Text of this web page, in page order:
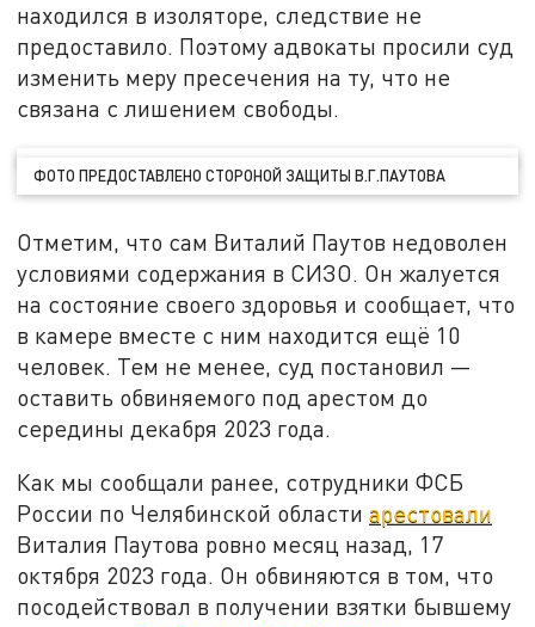
находился в изоляторе, следствие не
предоставило. Поэтому адвокаты просили суд
изменить меру пресечения на ту, что не
связана с лишением свободы.
ФОТО ПРЕДОСТАВЛЕНО СТОРОНОЙ ЗАЩИТЫ В.Г.ПАУТОВА
Отметим, что сам Виталий Паутов недоволен
условиями содержания в СИЗО. Он жалуется
на состояние своего здоровья и сообщает, что
в камере вместе с ним находится ещё 10
человек. Тем не менее, суд постановил —
оставить обвиняемого под арестом до
середины декабря 2023 года.
Как мы сообщали ранее, сотрудники ФСБ
России по Челябинской областиарестовали
Виталия Паутова ровно месяц назад, 17
октября 2023 года. Он обвиняются в том, что
посодействовал в получении взятки бывшему